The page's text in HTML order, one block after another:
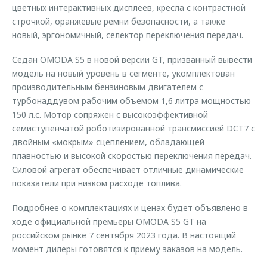
цветных интерактивных дисплеев, кресла с контрастной
строчкой, оранжевые ремни безопасности, а также
новый, эргономичный, селектор переключения передач.
Седан OMODA S5 в новой версии GT, призванный вывести
модель на новый уровень в сегменте, укомплектован
производительным бензиновым двигателем с
турбонаддувом рабочим объемом 1,6 литра мощностью
150 л.с. Мотор сопряжен с высокоэффективной
семиступенчатой роботизированной трансмиссией DCT7 с
двойным «мокрым» сцеплением, обладающей
плавностью и высокой скоростью переключения передач.
Силовой агрегат обеспечивает отличные динамические
показатели при низком расходе топлива.
Подробнее о комплектациях и ценах будет объявлено в
ходе официальной премьеры OMODA S5 GT на
российском рынке 7 сентября 2023 года. В настоящий
момент дилеры готовятся к приему заказов на модель.